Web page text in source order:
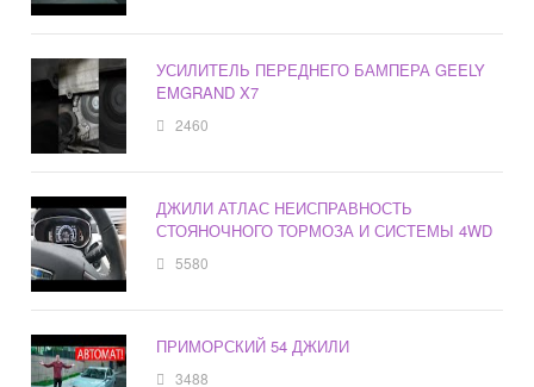
УСИЛИТЕЛЬ ПЕРЕДНЕГО БАМПЕРА GEELY
EMGRAND X7
2460
ДЖИЛИ АТЛАС НЕИСПРАВНОСТЬ
СТОЯНОЧНОГО ТОРМОЗА И СИСТЕМЫ 4WD
5580
ПРИМОРСКИЙ 54 ДЖИЛИ
3488